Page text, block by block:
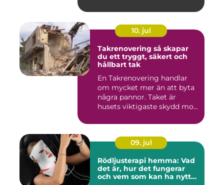
10. jul
Takrenovering så skapar
du ett tryggt, säkert och
hållbart tak
En Takrenovering handlar
om mycket mer än att byta
några pannor. Taket är
husets viktigaste skydd mo...
09. jul
Rödljusterapi hemma: Vad
det är, hur det fungerar
och vem som kan ha nytta